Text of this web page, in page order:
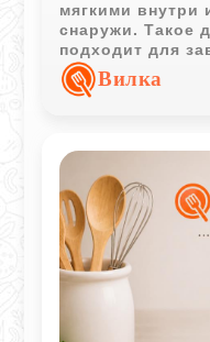
мягкими внутри
снаружи. Такое
подходит для
семейного
Вилка